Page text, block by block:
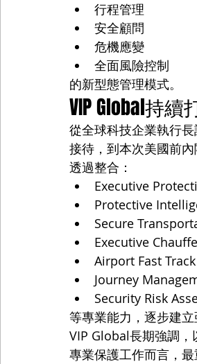
行程管理
安全顧問
危機應變
全面風險控制
的新型態管理模式。
VIP Global持
從全球科技企業執行
接待，到本次美國前
透過整合：
Executive
Protective
Secure
Executive
Airport Fast Track
Journey
Security Risk
等專業能力，逐步建
VIP Global長期強調
專業保護工作而言，